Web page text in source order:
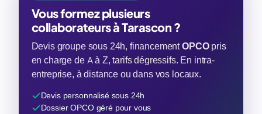
Vous formez plusieurs
collaborateurs à Tarascon ?
Devis groupe sous 24h, financementOPCOpris
en charge de A à Z, tarifs dégressifs. En intra-
entreprise, à distance ou dans vos locaux.
Devis personnalisé sous 24h
Dossier OPCO géré pour vous